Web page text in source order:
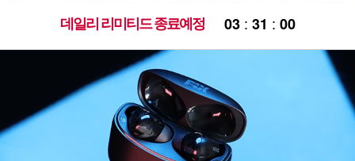
데일리 리미티드 종료예정 03: 31 : 00